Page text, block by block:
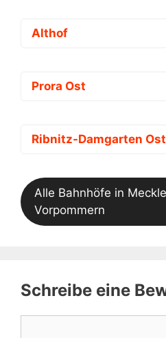
Althof
Prora Ost
Ribnitz-Damgarten Ost
Alle Bahnhöfe in
Vorpommern
Schreibe eine